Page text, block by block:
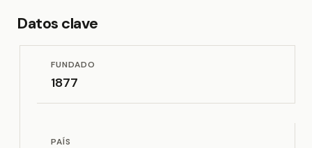
Datos clave
FUNDADO
1877
PAÍS